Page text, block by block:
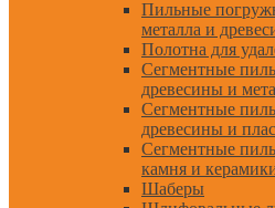
Пильные
металла и
Полотна для
Сегментные
древесины и
Сегментные
древесины и
Сегментные
камня и
Шаберы